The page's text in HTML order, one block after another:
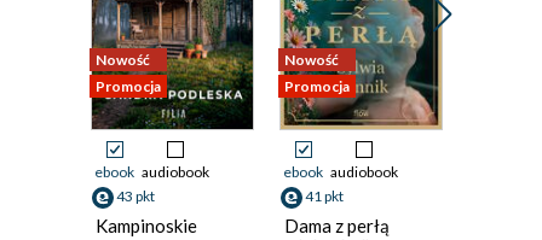
Nowość
Promocja
ebook audiobook
43 pkt
Kampinoskie
Nowość
Promocja
ebook audiobook
41 pkt
Dama z perłą